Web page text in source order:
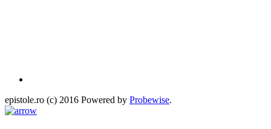
epistole.ro (c) 2016 Powered by Probewise.